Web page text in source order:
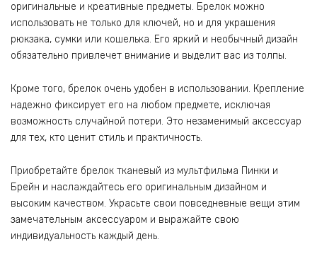
оригинальные и креативные предметы. Брелок можно
использовать не только для ключей, но и для украшения
рюкзака, сумки или кошелька. Его яркий и необычный дизайн
обязательно привлечет внимание и выделит вас из толпы.
Кроме того, брелок очень удобен в использовании. Крепление
надежно фиксирует его на любом предмете, исключая
возможность случайной потери. Это незаменимый аксессуар
для тех, кто ценит стиль и практичность.
Приобретайте брелок тканевый из мультфильма Пинки и
Брейн и наслаждайтесь его оригинальным дизайном и
высоким качеством. Украсьте свои повседневные вещи этим
замечательным аксессуаром и выражайте свою
индивидуальность каждый день.